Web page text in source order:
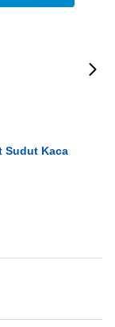
Sudut Kaca